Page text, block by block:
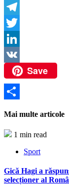
Copy
Link
Telegram
Twitter
LinkedIn
VK
Save
Mai multe articole
1 min read
Sport
Gică Hagi a
selecționer al